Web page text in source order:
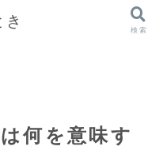
何を意味す
検索